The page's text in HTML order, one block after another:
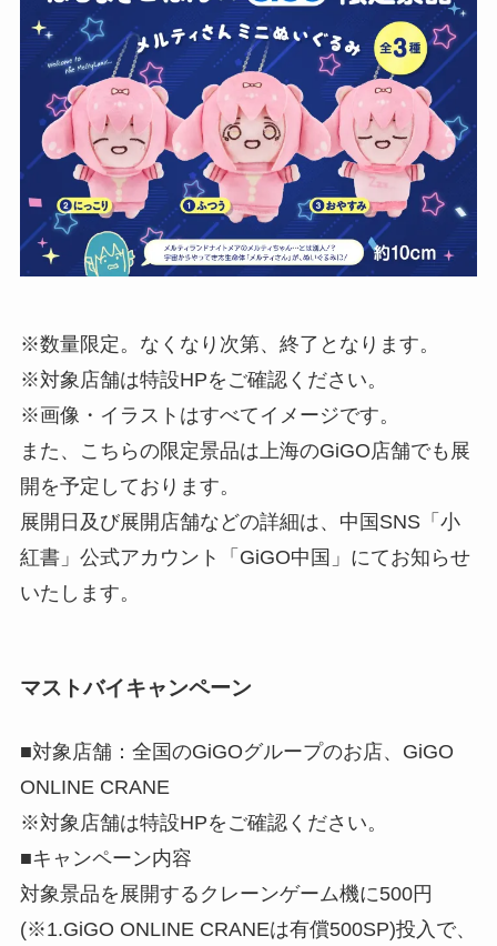
※数量限定。なくなり次第、終了となります。
※対象店舗は特設HPをご確認ください。
※画像・イラストはすべてイメージです。
また、こちらの限定景品は上海のGiGO店舗でも展
開を予定しております。
展開日及び展開店舗などの詳細は、中国SNS「小
紅書」公式アカウント「GiGO中国」にてお知らせ
いたします。
マストバイキャンペーン
■対象店舗：全国のGiGOグループのお店、GiGO
ONLINE CRANE
※対象店舗は特設HPをご確認ください。
■キャンペーン内容
対象景品を展開するクレーンゲーム機に500円
(※1.GiGO ONLINE CRANEは有償500SP)投入で、